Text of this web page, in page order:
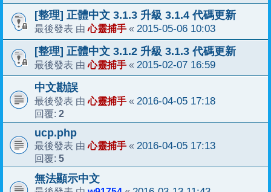
[整理] 正體中文 3.1.3 升級 3.1.4 代碼更新
最後發表 由心靈捕手 « 2015-05-06 10:03
[整理] 正體中文 3.1.2 升級 3.1.3 代碼更新
最後發表 由心靈捕手 « 2015-02-07 16:59
中文勘誤
最後發表 由心靈捕手 « 2016-04-05 17:18
回覆: 2
ucp.php
最後發表 由心靈捕手 « 2016-04-05 17:13
回覆: 5
無法顯示中文